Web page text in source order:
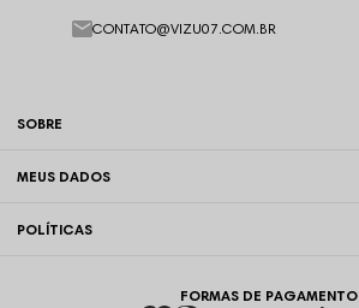
SOBRE
MEUS DADOS
POLÍTICAS
CONTATO@VIZU07.COM.BR
FORMAS DE PAGAMENTO